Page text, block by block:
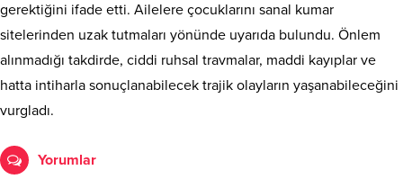
gerektiğini ifade etti. Ailelere çocuklarını sanal kumar
sitelerinden uzak tutmaları yönünde uyarıda bulundu. Önlem
alınmadığı takdirde, ciddi ruhsal travmalar, maddi kayıplar ve
hatta intiharla sonuçlanabilecek trajik olayların yaşanabileceğini
vurgladı.
Yorumlar